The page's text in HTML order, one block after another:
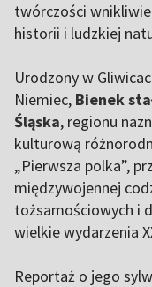
twórczości wnikliwie
historii i ludzkiej
Urodzony w
Niemiec, Bienek
Śląska, regionu
kulturową
„Pierwsza polka”,
międzywojennej
tożsamościowych i
wielkie wydarzenia
Reportaż o jego